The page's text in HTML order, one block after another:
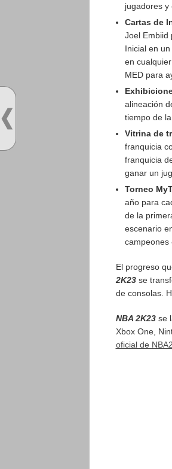
jugadores y
Cartas de
Joel Embiid
Inicial en
en
MED para
alineación
tiempo de
Vitrina de
franquicia
franquicia
ganar un
Torneo
año para
de la
escenario
campeones
El progreso
2K23se
de consolas.
NBA 2K23se
Xbox One,
oficial de